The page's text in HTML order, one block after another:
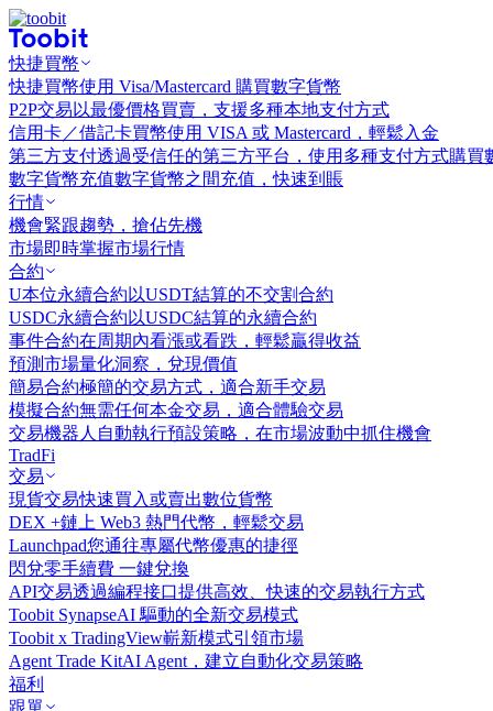
快捷買幣
快捷買幣使用 Visa/Mastercard 購買數字貨幣
P2P交易 以最優價格買賣，支援多種本地支付方式
信用卡／借記卡買幣使用 VISA 或 Mastercard，輕鬆入金
第三方支付透過受信任的第三方平台，使用多種支付方式購買
數字貨幣充值數字貨幣之間充值，快速到賬
行情
機會緊跟趨勢，搶佔先機
市場即時掌握市場行情
合約
U本位永續合約 以USDT結算的不交割合約
USDC永續合約 以USDC結算的永續合約
事件合約在周期內看漲或看跌，輕鬆贏得收益
預測市場量化洞察，兌現價值
簡易合約極簡的交易方式，適合新手交易
模擬合約無需任何本金交易，適合體驗交易
交易機器人 自動執行預設策略，在市場波動中抓住機會
TradFi
交易
現貨交易快速買入或賣出數位貨幣
DEX +鏈上 Web3 熱門代幣，輕鬆交易
Launchpad您通往專屬代幣優惠的捷徑
閃兌零手續費 一鍵兌換
API交易透過編程接口提供高效、快速的交易執行方式
Toobit SynapseAI 驅動的全新交易模式
Toobit x TradingView嶄新模式引領市場
Agent Trade KitAI Agent，建立自動化交易策略
福利
跟單